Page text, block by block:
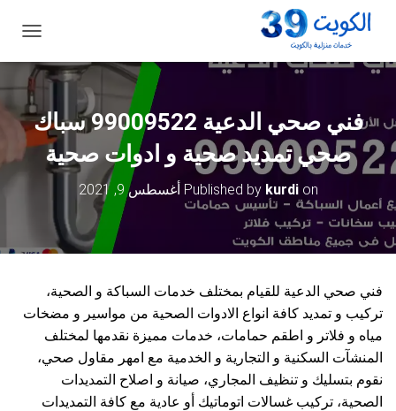
ب
د
ي
ل
ا
ل
فني صحي الدعية 99009522 سباك
صحي تمديد صحية و ادوات صحية
Published by kurdion أغسطس 9, 2021
فني صحي الدعية للقيام بمختلف خدمات السباكة و الصحية،
تركيب و تمديد كافة انواع الادوات الصحية من مواسير و مضخات
مياه و فلاتر و اطقم حمامات، خدمات مميزة نقدمها لمختلف
المنشآت السكنية و التجارية و الخدمية مع امهر مقاول صحي،
نقوم بتسليك و تنظيف المجاري، صيانة و اصلاح التمديدات
الصحية، تركيب غسالات اتوماتيك أو عادية مع كافة التمديدات